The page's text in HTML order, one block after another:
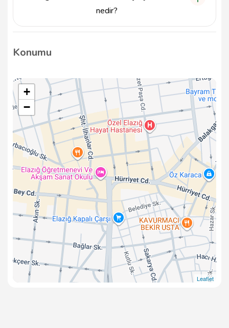
nedir?
Elazığ Keskin Halı Yıkama, hafta içi her gün 09:00 -
sonları ise randevu ile çalışmaktayız.
Konumu
+
−
Leaflet